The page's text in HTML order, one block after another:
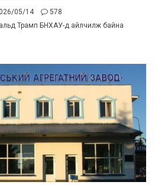
05/14
578
Трамп БНХАУ-д айлчилж байна